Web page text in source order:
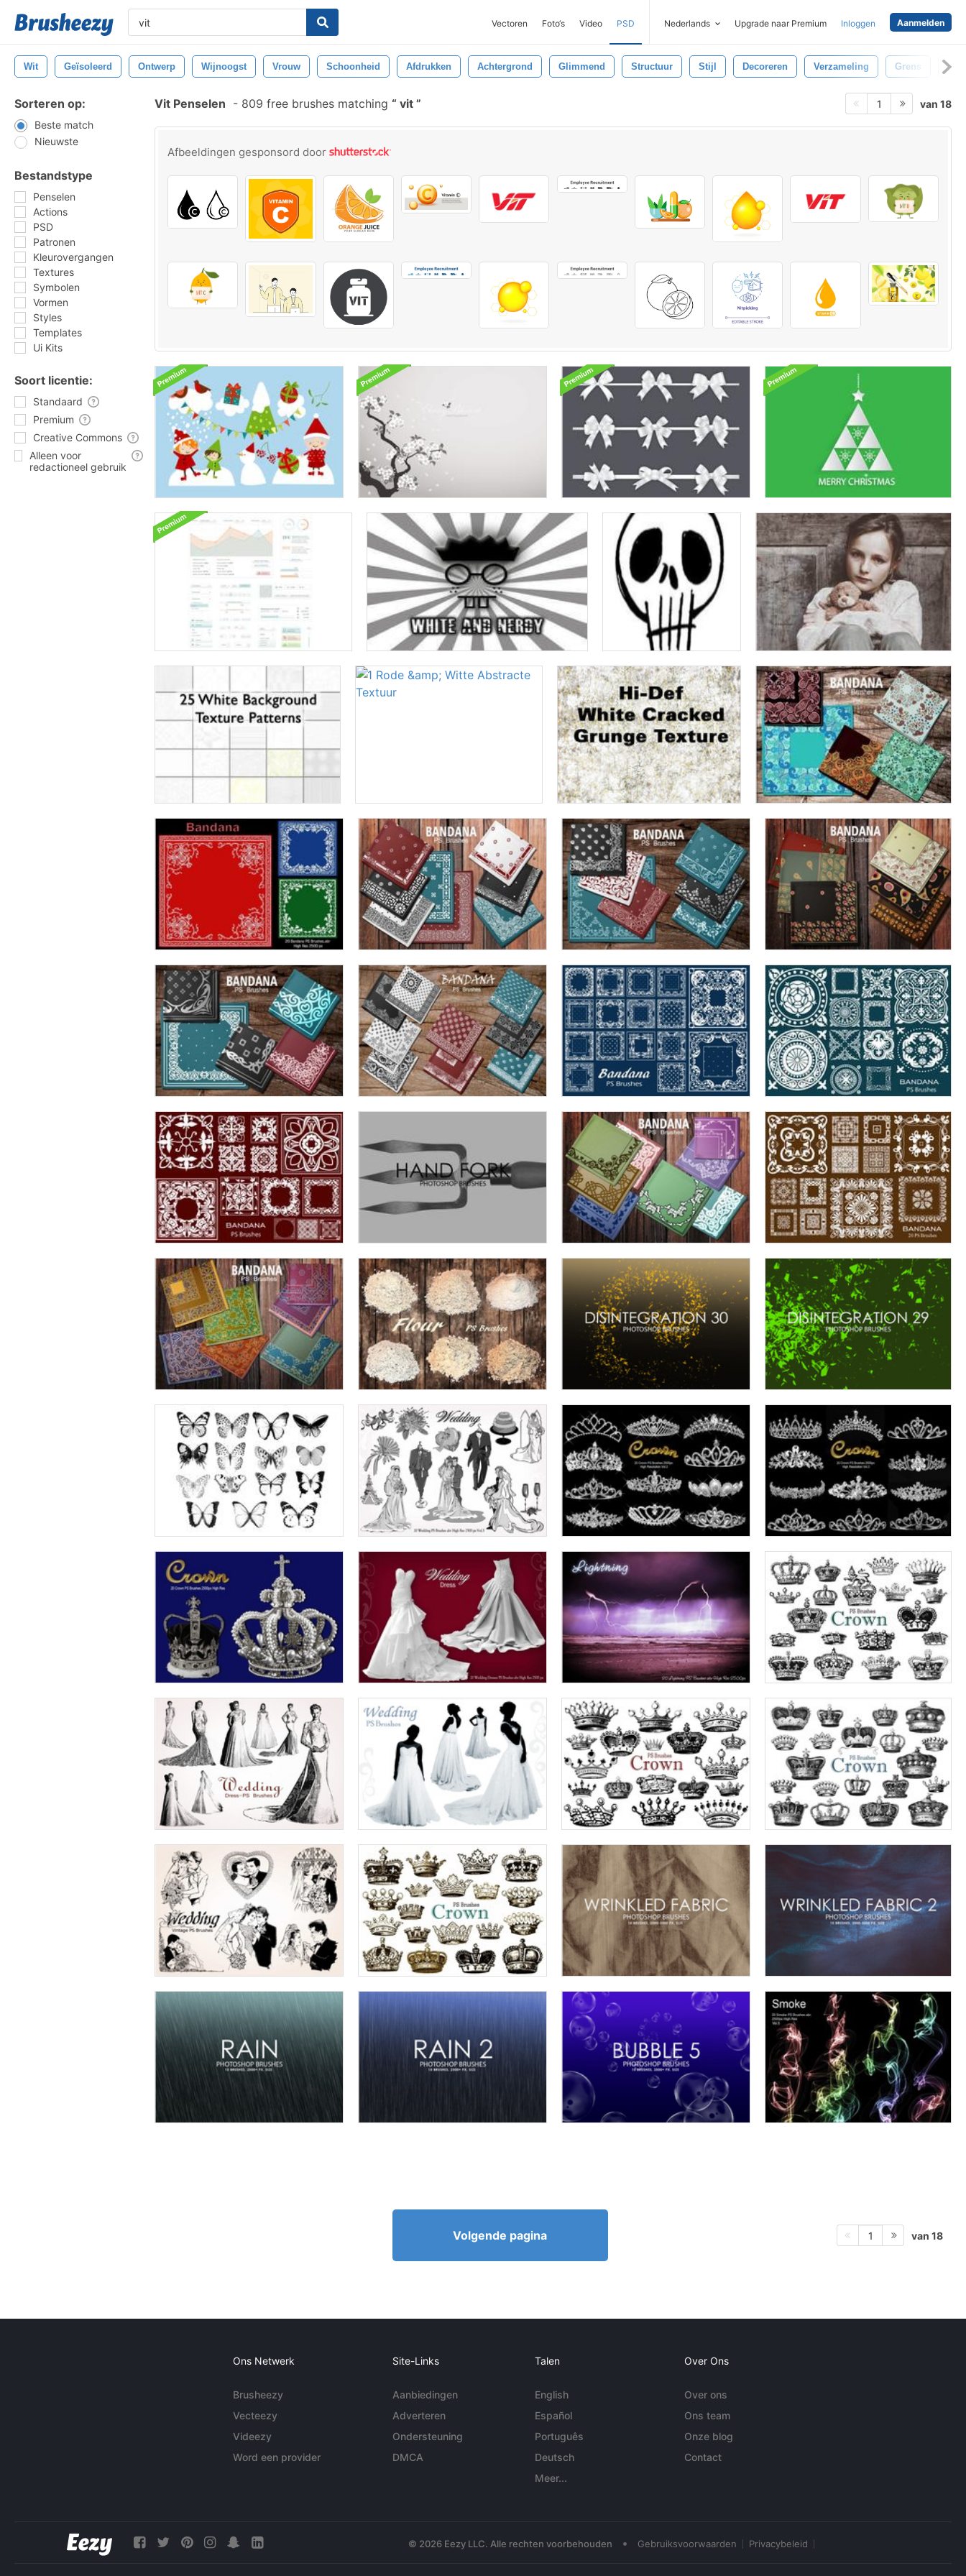
Vectoren Foto‘s Video PSD Nederlands Upgrade naar Premium Inloggen Aanmelden
Wit Geïsoleerd Ontwerp Wijnoogst Vrouw Schoonheid Afdrukken Achtergrond Glimmend Structuur Stijl Decoreren Verzameling Grens
Sorteren op:
Beste match
Nieuwste
Bestandstype
Penselen
Actions
PSD
Patronen
Kleurovergangen
Textures
Symbolen
Vormen
Styles
Templates
Ui Kits
Soort licentie:
Standaard
Premium
Creative Commons
Alleen voor
redactioneel gebruik
Vit Penselen - 809 free brushes matching vit 1 van 18
Afbeeldingen gesponsord door
Volgende pagina 1 van 18
Ons Netwerk
Brusheezy
Vecteezy
Videezy
Word een provider
Site-Links
Aanbiedingen
Adverteren
Ondersteuning
DMCA
Talen
English
Español
Português
Deutsch
Meer...
Over Ons
Over ons
Ons team
Onze blog
Contact
© 2026 Eezy LLC. Alle rechten voorbehouden • Gebruiksvoorwaarden Privacybeleid